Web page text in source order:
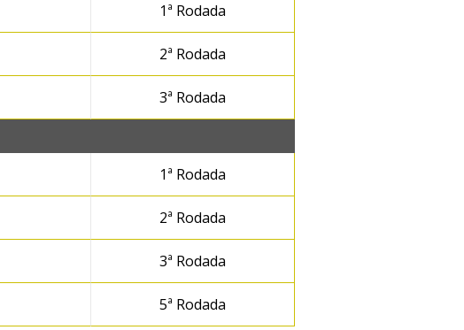
1ª Rodada
2ª Rodada
3ª Rodada
1ª Rodada
2ª Rodada
3ª Rodada
5ª Rodada